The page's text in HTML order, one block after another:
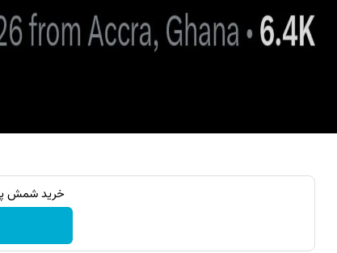
خرید شمش پلمپ